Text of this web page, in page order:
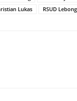
Lukas
RSUD Lebong